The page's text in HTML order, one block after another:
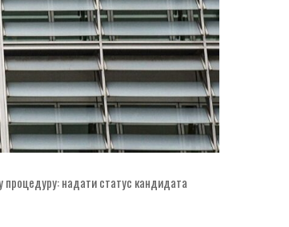
процедуру: надати статус кандидата